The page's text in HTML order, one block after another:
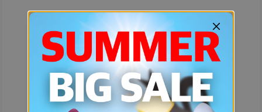
예상치 못한 에러입니다.